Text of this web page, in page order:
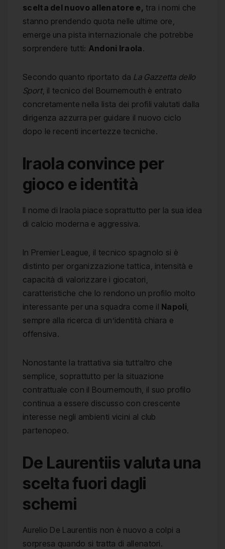
scelta del nuovo allenatore e, tra i nomi che
stanno prendendo quota nelle ultime ore,
emerge una pista internazionale che potrebbe
sorprendere tutti: Andoni Iraola.
Secondo quanto riportato da La Gazzetta dello
Sport, il tecnico del Bournemouth è entrato
concretamente nella lista dei profili valutati dalla
dirigenza azzurra per guidare il nuovo ciclo
dopo le recenti incertezze tecniche.
Iraola convince per
gioco e identità
Il nome di Iraola piace soprattutto per la sua idea
di calcio moderna e aggressiva.
In Premier League, il tecnico spagnolo si è
distinto per organizzazione tattica, intensità e
capacità di valorizzare i giocatori,
caratteristiche che lo rendono un profilo molto
interessante per una squadra come il Napoli
sempre alla ricerca di un’identità chiara e
offensiva.
Nonostante la trattativa sia tutt’altro che
semplice, soprattutto per la situazione
contrattuale con il Bournemouth, il suo profilo
continua a essere discusso con crescente
interesse negli ambienti vicini al club
partenopeo.
De Laurentiis valuta una
scelta fuori dagli
schemi
Aurelio De Laurentiis non è nuovo a colpi a
sorpresa quando si tratta di allenatori.